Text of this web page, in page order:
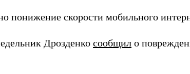
понижение скорости мобильного
Дрозденко сообщил о